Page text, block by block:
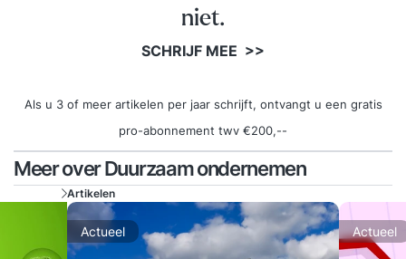
niet.
SCHRIJF MEE >>
Als u 3 of meer artikelen per jaar schrijft, ontvangt u een gratis
pro-abonnement twv €200,--
Meer over Duurzaam ondernemen
Artikelen
Actueel Actueel